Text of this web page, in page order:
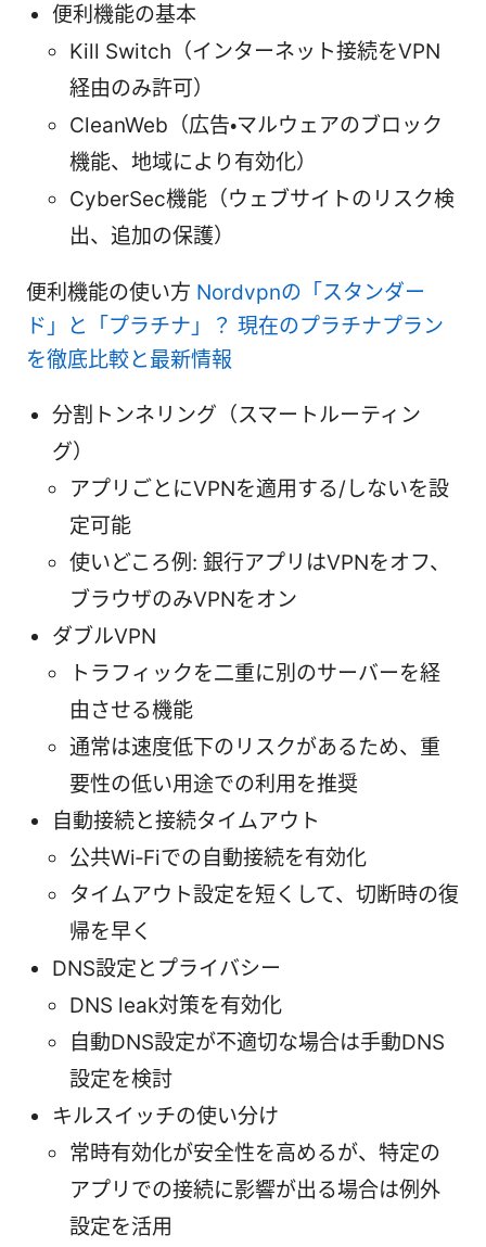
便利機能の基本
Kill Switch（インターネット接続をVPN
経由のみ許可）
CleanWeb（広告・マルウェアのブロック
機能、地域により有効化）
CyberSec機能（ウェブサイトのリスク検
出、追加の保護）
便利機能の使い方 Nordvpnの「スタンダー
ド」と「プラチナ」？ 現在のプラチナプラン
を徹底比較と最新情報
分割トンネリング（スマートルーティン
グ）
アプリごとにVPNを適用する/しないを設
定可能
使いどころ例: 銀行アプリはVPNをオフ、
ブラウザのみVPNをオン
ダブルVPN
トラフィックを二重に別のサーバーを経
由させる機能
通常は速度低下のリスクがあるため、重
要性の低い用途での利用を推奨
自動接続と接続タイムアウト
公共Wi‑Fiでの自動接続を有効化
タイムアウト設定を短くして、切断時の復
帰を早く
DNS設定とプライバシー
DNS leak対策を有効化
自動DNS設定が不適切な場合は手動DNS
設定を検討
キルスイッチの使い分け
常時有効化が安全性を高めるが、特定の
アプリでの接続に影響が出る場合は例外
設定を活用